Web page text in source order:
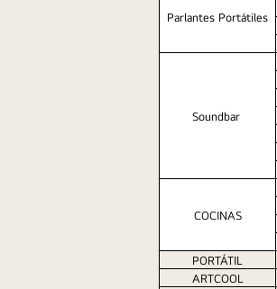
Parlantes Portátiles
Soundbar
COCINAS
PORTÁTIL
ARTCOOL